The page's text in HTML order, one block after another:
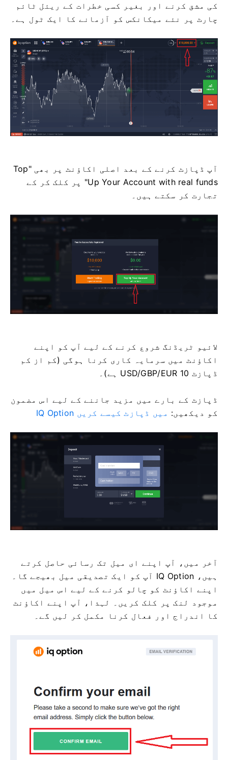
کی مشق کرنے اور بغیر کسی خطرات کے ریئل ٹائم
چارٹ پر نئے میکانکس کو آزمانے کا ایک ٹول ہے۔
آپ ڈپازٹ کرنے کے بعد اصلی اکاؤنٹ پر بھی "Top
Up Your Account with real funds" پر کلک کر کے
تجارت کر سکتے ہیں۔
لائیو ٹریڈنگ شروع کرنے کے لیے آپ کو اپنے
اکاؤنٹ میں سرمایہ کاری کرنا ہوگی (کم از کم
ڈپازٹ 10 USD/GBP/EUR ہے)۔
ڈپازٹ کے بارے میں مزید جاننے کے لیے اس مضمون
کو دیکھیں: IQ Option میں ڈپازٹ کیسے کریں
آخر میں، آپ اپنے ای میل تک رسائی حاصل کرتے
ہیں، IQ Option آپ کو ایک تصدیقی میل بھیجے گا۔
اپنے اکاؤنٹ کو چالو کرنے کے لیے اس میل میں
موجود لنک پر کلک کریں۔ لہذا، آپ اپنے اکاؤنٹ
کا اندراج اور فعال کرنا مکمل کر لیں گے۔